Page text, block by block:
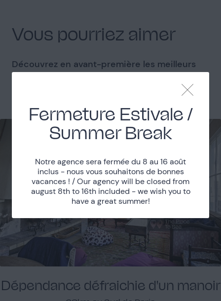
Vous pourriez aimer
Découvrez en avant-première les meilleurs
lieux qui seront proposés par The Place to
Dépendance défraichie d'un manoir
Fermeture Estivale /
Summer Break
Notre agence sera fermée du 8 au 16 août
inclus - nous vous souhaitons de bonnes
vacances ! / Our agency will be closed from
august 8th to 16th included - we wish you to
have a great summer!